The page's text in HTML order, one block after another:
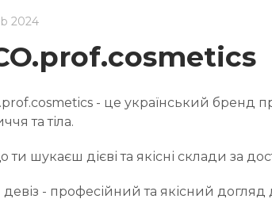
2024
- це український бренд
та тіла.
ти шукаєш дієві та якісні склади за
- професійний та якісний догляд